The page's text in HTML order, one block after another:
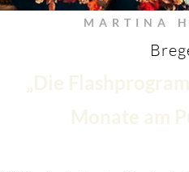
MARTINA
„Die
Monate am